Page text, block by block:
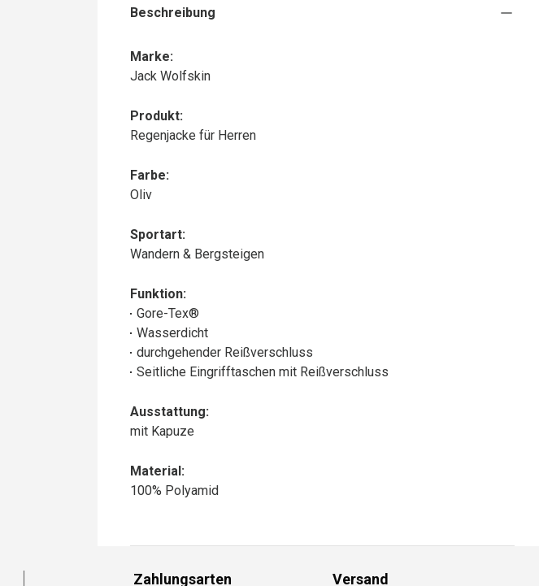
Beschreibung
Marke:
Jack Wolfskin
Produkt:
Regenjacke für Herren
Farbe:
Oliv
Sportart:
Wandern & Bergsteigen
Funktion:
Gore-Tex®
Wasserdicht
durchgehender Reißverschluss
Seitliche Eingrifftaschen mit Reißverschluss
Ausstattung:
mit Kapuze
Material:
100% Polyamid
Zahlungsarten Versand